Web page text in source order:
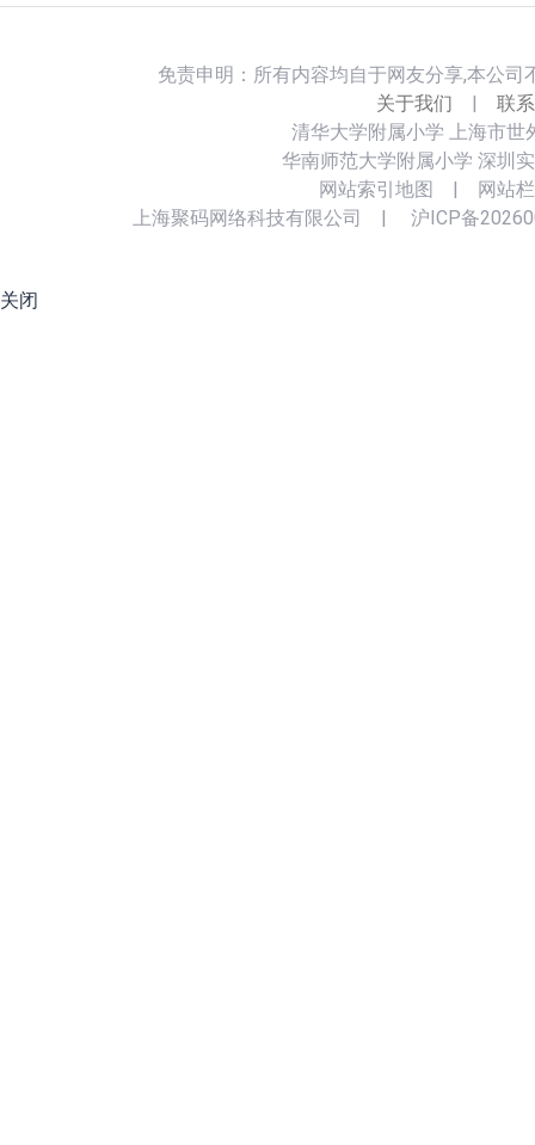
免责申明：所有内容均自于网友分享,本公
关于我们
联
清华大学附属小学 上海市世
华南师范大学附属小学 深圳
网站索引地图
网站
上海聚码网络科技有限公司
沪ICP备
关闭